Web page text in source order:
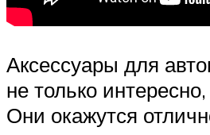
Аксессуары для
не только
Они окажутся